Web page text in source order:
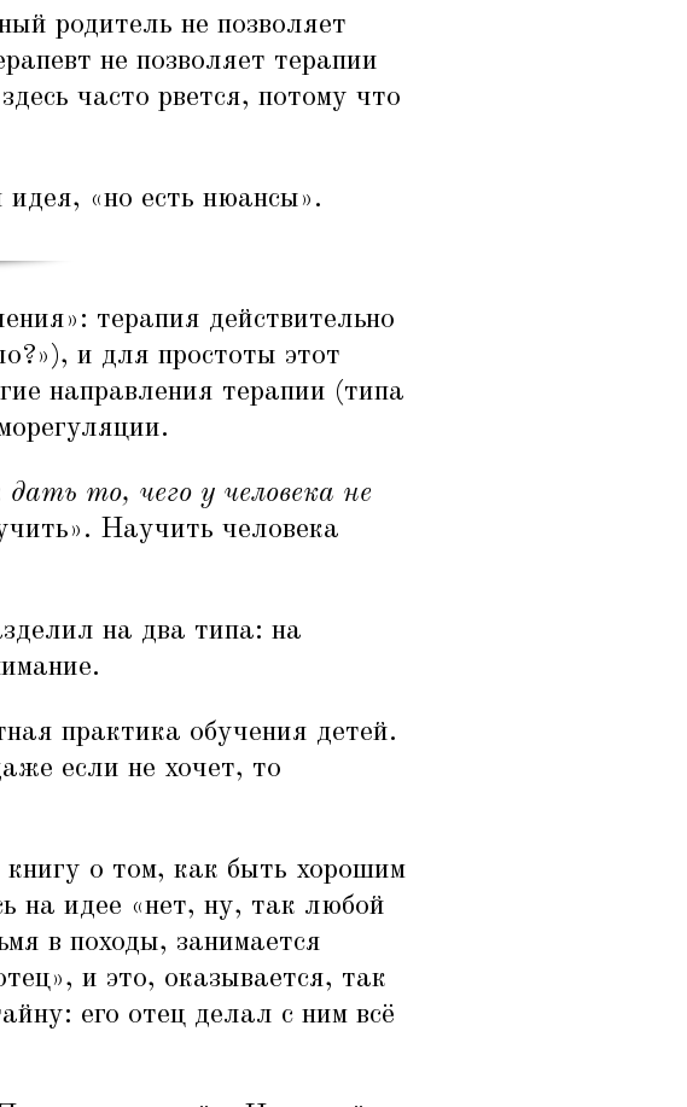
родитель не позволяет
не позволяет терапии
часто рвется, потому что
идея, «но есть нюансы».
терапия действительно
и для простоты этот
направления терапии (типа
дать то, чего у человека не
Научить человека
на два типа: на
практика обучения детей.
если не хочет, то
о том, как быть хорошим
на идее «нет, ну, так любой
в походы, занимается
и это, оказывается, так
его отец делал с ним всё